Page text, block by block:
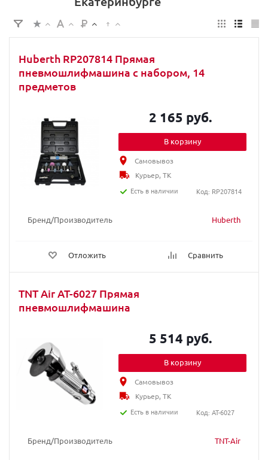
Huberth RP207814 Прямая
пневмошлифмашина с набором, 14
предметов
Бренд/Производитель Huberth
Отложить Сравнить
2 165 руб.
В корзину
Самовывоз
Курьер, ТК
Есть в наличии
Код: RP207814
TNT Air AT-6027 Прямая
пневмошлифмашина
Бренд/Производитель TNT-Air
5 514 руб.
В корзину
Самовывоз
Курьер, ТК
Есть в наличии
Код: AT-6027